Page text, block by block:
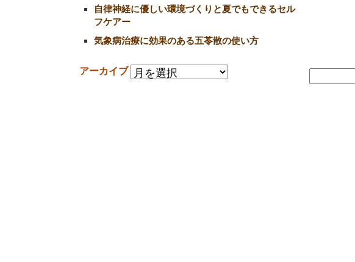
自律神経に優しい環境づくりと夏でもできるセル
フケアー
気象病治療に効果のある五苓散の使い方
アーカイブ